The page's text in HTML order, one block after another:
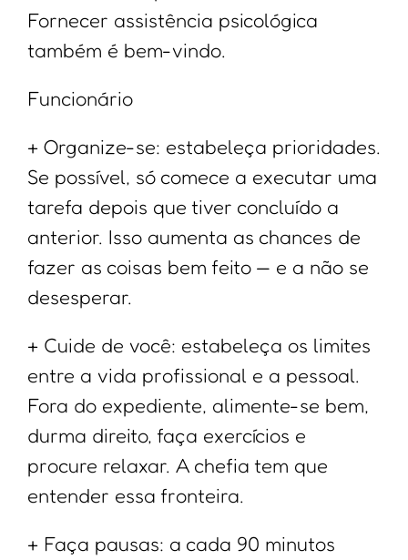
Fornecer assistência psicológica
também é bem-vindo.
Funcionário
+ Organize-se: estabeleça prioridades.
Se possível, só comece a executar uma
tarefa depois que tiver concluído a
anterior. Isso aumenta as chances de
fazer as coisas bem feito — e a não se
desesperar.
+ Cuide de você: estabeleça os limites
entre a vida profissional e a pessoal.
Fora do expediente, alimente-se bem,
durma direito, faça exercícios e
procure relaxar. A chefia tem que
entender essa fronteira.
+ Faça pausas: a cada 90 minutos